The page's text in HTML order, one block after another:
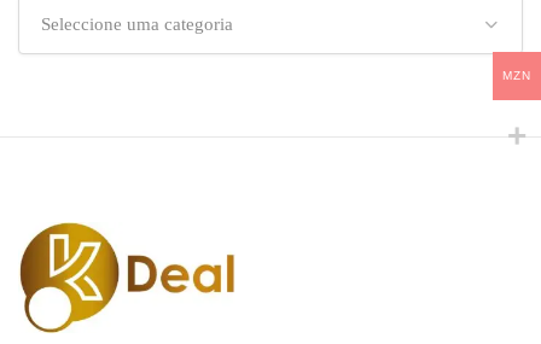
Seleccione uma categoria
MZN